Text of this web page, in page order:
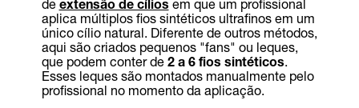
de extensão de cílios em que um profissional
aplica múltiplos fios sintéticos ultrafinos em um
único cílio natural. Diferente de outros métodos,
aqui são criados pequenos "fans" ou leques,
que podem conter de 2 a 6 fios sintéticos.
Esses leques são montados manualmente pelo
profissional no momento da aplicação.